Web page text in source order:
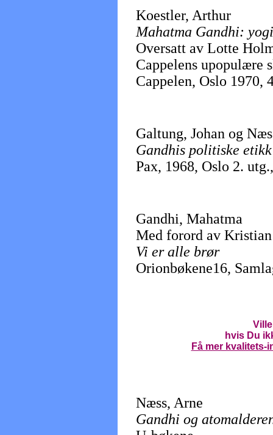
Koestler, Arthur
Mahatma Gandhi:
Oversatt av Lotte
Cappelens upopulære
Cappelen, Oslo 1970,
Galtung, Johan og
Gandhis politiske etikk
Pax, 1968, Oslo 2.
Gandhi, Mahatma
Med forord av
Vi er alle brør
Orionbøkene16,
hvis Du
Få mer kvalitets-
Næss, Arne
Gandhi og